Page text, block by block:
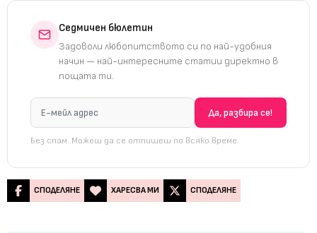
Седмичен бюлетин
Задоволи любопитството си по най-удобния
начин — най-интересните статии директно в
пощата ти.
Без спам. Можеш да се отпишеш по всяко време.
СПОДЕЛЯНЕ ХАРЕСВА МИ СПОДЕЛЯНЕ